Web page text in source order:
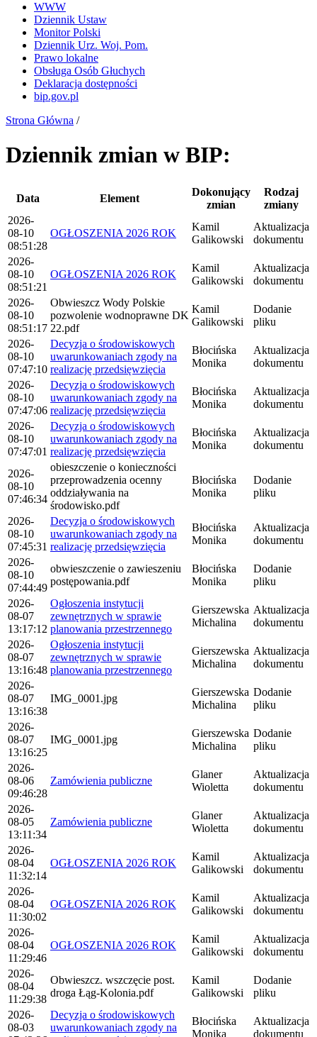
WWW
Dziennik Ustaw
Monitor Polski
Dziennik Urz. Woj. Pom.
Prawo lokalne
Obsługa Osób Głuchych
Deklaracja dostępności
bip.gov.pl
Strona Główna /
Dziennik zmian w BIP:
Data Element
Dokonujący
zmian
Rodzaj
zmiany
2026-
08-10
08:51:28
OGŁOSZENIA 2026 ROK
Kamil
Galikowski
Aktualizacja
dokumentu
2026-
08-10
08:51:21
OGŁOSZENIA 2026 ROK
Kamil
Galikowski
Aktualizacja
dokumentu
2026-
08-10
08:51:17
Obwieszcz Wody Polskie
pozwolenie wodnoprawne DK
22.pdf
Kamil
Galikowski
Dodanie
pliku
2026-
08-10
07:47:10
Decyzja o środowiskowych
uwarunkowaniach zgody na
realizację przedsięwzięcia
Błocińska
Monika
Aktualizacja
dokumentu
2026-
08-10
07:47:06
Decyzja o środowiskowych
uwarunkowaniach zgody na
realizację przedsięwzięcia
Błocińska
Monika
Aktualizacja
dokumentu
2026-
08-10
07:47:01
Decyzja o środowiskowych
uwarunkowaniach zgody na
realizację przedsięwzięcia
Błocińska
Monika
Aktualizacja
dokumentu
2026-
08-10
07:46:34
obieszczenie o konieczności
przeprowadzenia ocenny
oddziaływania na
środowisko.pdf
Błocińska
Monika
Dodanie
pliku
2026-
08-10
07:45:31
Decyzja o środowiskowych
uwarunkowaniach zgody na
realizację przedsięwzięcia
Błocińska
Monika
Aktualizacja
dokumentu
2026-
08-10
07:44:49
obwieszczenie o zawieszeniu
postępowania.pdf
Błocińska
Monika
Dodanie
pliku
2026-
08-07
13:17:12
Ogłoszenia instytucji
zewnętrznych w sprawie
planowania przestrzennego
Gierszewska
Michalina
Aktualizacja
dokumentu
2026-
08-07
13:16:48
Ogłoszenia instytucji
zewnętrznych w sprawie
planowania przestrzennego
Gierszewska
Michalina
Aktualizacja
dokumentu
2026-
08-07
13:16:38
IMG_0001.jpg
Gierszewska
Michalina
Dodanie
pliku
2026-
08-07
13:16:25
IMG_0001.jpg
Gierszewska
Michalina
Dodanie
pliku
2026-
08-06
09:46:28
Zamówienia publiczne
Glaner
Wioletta
Aktualizacja
dokumentu
2026-
08-05
13:11:34
Zamówienia publiczne
Glaner
Wioletta
Aktualizacja
dokumentu
2026-
08-04
11:32:14
OGŁOSZENIA 2026 ROK
Kamil
Galikowski
Aktualizacja
dokumentu
2026-
08-04
11:30:02
OGŁOSZENIA 2026 ROK
Kamil
Galikowski
Aktualizacja
dokumentu
2026-
08-04
11:29:46
OGŁOSZENIA 2026 ROK
Kamil
Galikowski
Aktualizacja
dokumentu
2026-
08-04
11:29:38
Obwieszcz. wszczęcie post.
droga Łąg-Kolonia.pdf
Kamil
Galikowski
Dodanie
pliku
2026-
08-03
Decyzja o środowiskowych
uwarunkowaniach zgody na
Błocińska
Monika
Aktualizacja
dokumentu